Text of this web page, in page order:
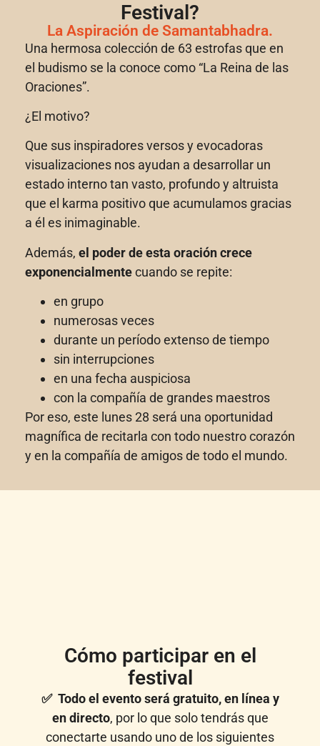
Festival?
La Aspiración de Samantabhadra.
Una hermosa colección de 63 estrofas que en
el budismo se la conoce como “La Reina de las
Oraciones”.
¿El motivo?
Que sus inspiradores versos y evocadoras
visualizaciones nos ayudan a desarrollar un
estado interno tan vasto, profundo y altruista
que el karma positivo que acumulamos gracias
a él es inimaginable.
Además, el poder de esta oración crece
exponencialmentecuando se repite:
en grupo
numerosas veces
durante un período extenso de tiempo
sin interrupciones
en una fecha auspiciosa
con la compañía de grandes maestros
Por eso, este lunes 28 será una oportunidad
magnífica de recitarla con todo nuestro corazón
y en la compañía de amigos de todo el mundo.
Cómo participar en el
festival
✅ Todo el evento será gratuito, en línea y
en directo, por lo que solo tendrás que
conectarte usando uno de los siguientes